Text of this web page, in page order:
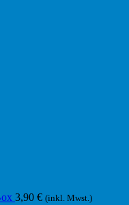
3,90 € (inkl. Mwst.)